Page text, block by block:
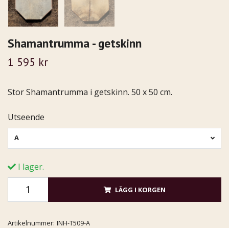
Shamantrumma - getskinn
1 595 kr
Stor Shamantrumma i getskinn. 50 x 50 cm.
Utseende
A
I lager.
LÄGG I KORGEN
Artikelnummer: INH-T509-A